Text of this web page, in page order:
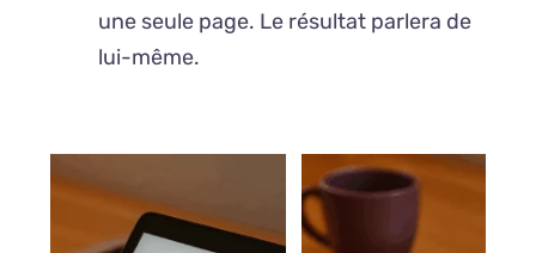
une seule page. Le résultat parlera de
lui-même.